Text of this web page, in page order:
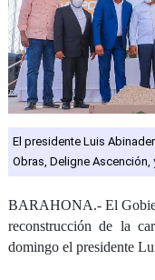
El presidente Luis
Obras, Deligne
BARAHONA.- El
reconstrucción de la
domingo el presidente